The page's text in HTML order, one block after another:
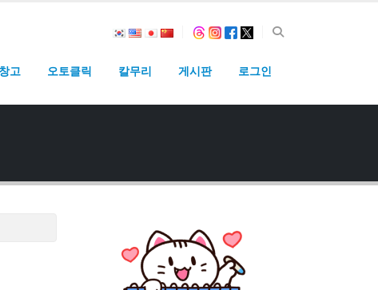
고 오토클릭 칼무리 게시판 로그인